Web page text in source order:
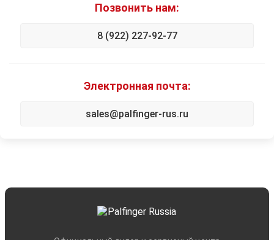
Позвонить нам:
8 (922) 227-92-77
Электронная почта:
sales@palfinger-rus.ru